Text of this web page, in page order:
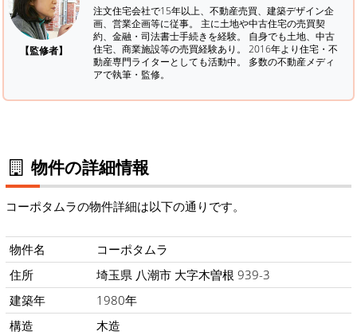
【監修者】
注文住宅会社で15年以上、不動産売買、建築デザイン企
画、営業企画等に従事。 主に土地や中古住宅の売買契
約、金融・司法書士手続きを経験。 自身でも土地、中古
住宅、商業施設等の売買経験あり。 2016年より住宅・不
動産専門ライターとしても活動中。 多数の不動産メディ
アで執筆・監修。
物件の詳細情報
コーポタムラの物件詳細は以下の通りです。
物件名
コーポタムラ
住所
埼玉県 八潮市 大字木曽根 939-3
建築年
1980年
構造
木造